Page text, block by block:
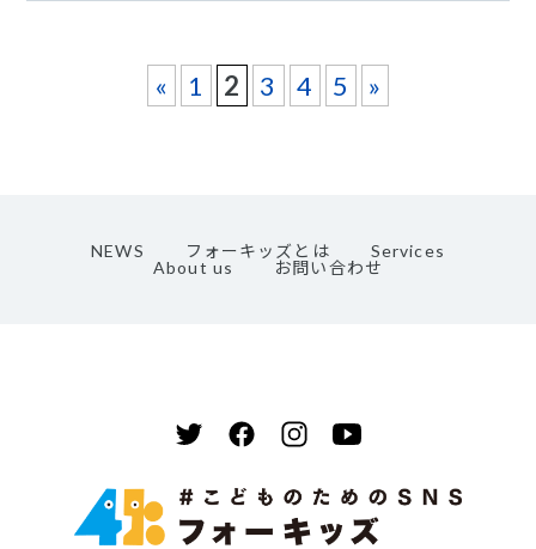
« 1 2 3 4 5 »
NEWS フォーキッズとは
Services
About us
お問い合わせ